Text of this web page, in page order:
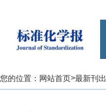
您的位置： 网站首页>最新刊出